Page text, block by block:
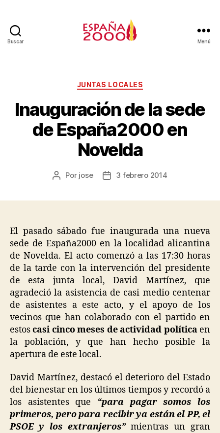
Buscar Menú
JUNTAS LOCALES
Inauguración de la sede
de España2000 en
Novelda
Por jose 3 febrero 2014
El pasado sábado fue inaugurada una nueva
sede de España2000 en la localidad alicantina
de Novelda. El acto comenzó a las 17:30 horas
de la tarde con la intervención del presidente
de esta junta local, David Martínez, que
agradeció la asistencia de casi medio centenar
de asistentes a este acto, y el apoyo de los
vecinos que han colaborado con el partido en
estoscasi cinco meses de actividad política en
la población, y que han hecho posible la
apertura de este local.
David Martínez, destacó el deterioro del Estado
del bienestar en los últimos tiempos y recordó a
los asistentes que “para pagar somos los
primeros, pero para recibir ya están el PP, el
PSOE y los extranjeros”mientras un gran